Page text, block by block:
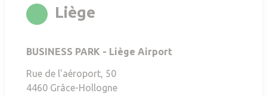
Liège
BUSINESS PARK - Liège Airport
Rue de l'aéroport, 50
4460 Grâce-Hollogne